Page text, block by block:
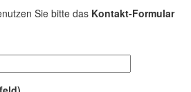
Sie bitte das Kontakt-Formular